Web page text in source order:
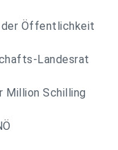
der Öffentlichkeit
Landesrat
Million Schilling